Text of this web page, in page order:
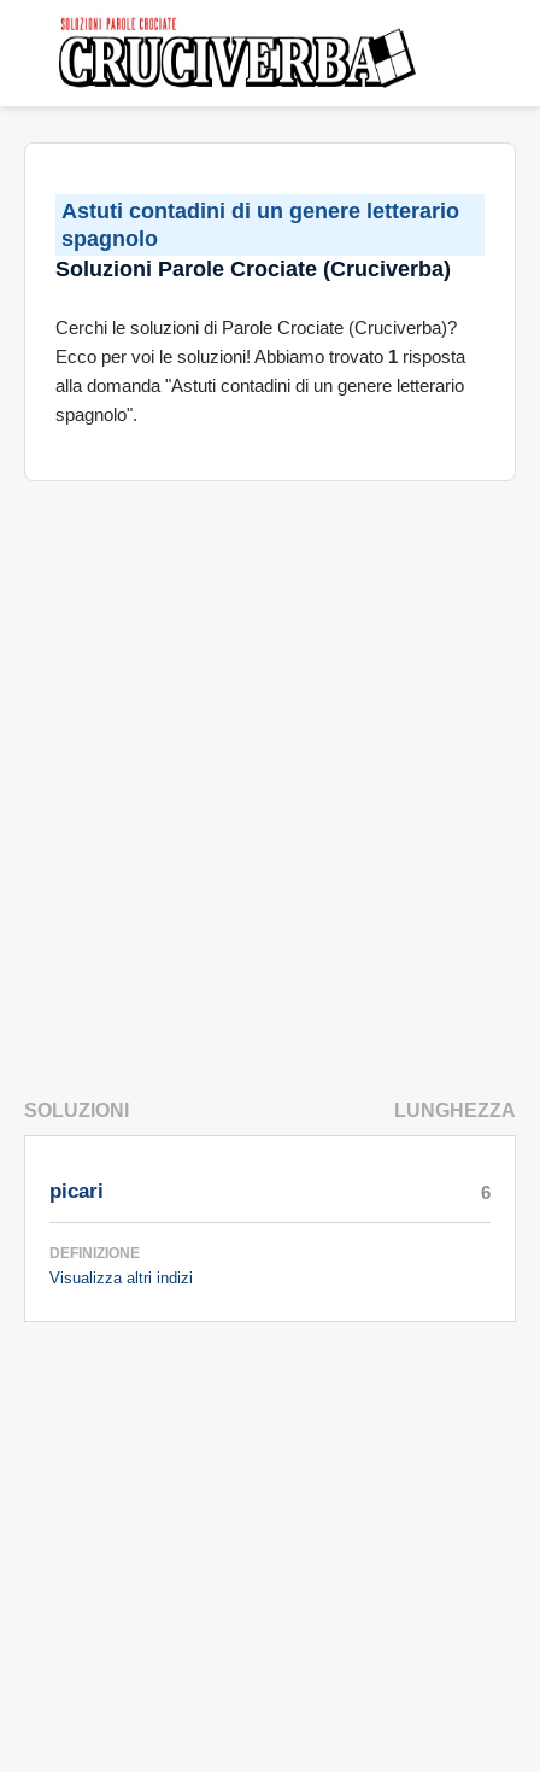
Astuti contadini di un genere letterario
spagnolo
Soluzioni Parole Crociate (Cruciverba)
Cerchi le soluzioni di Parole Crociate (Cruciverba)?
Ecco per voi le soluzioni! Abbiamo trovato 1 risposta
alla domanda "Astuti contadini di un genere letterario
spagnolo".
SOLUZIONI LUNGHEZZA
picari
DEFINIZIONE
Visualizza altri indizi
6